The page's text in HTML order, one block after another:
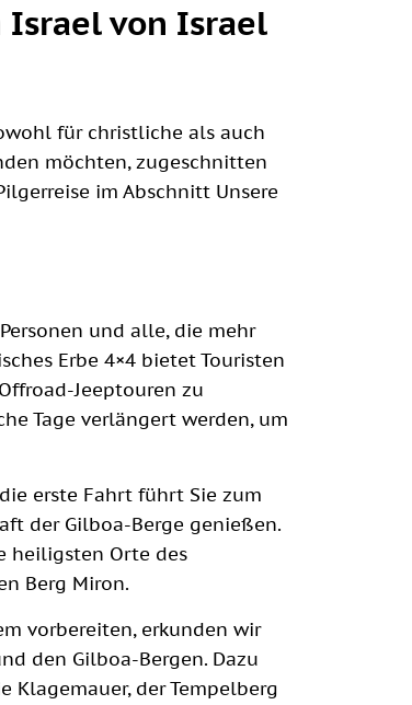
von Israel
für christliche als auch
möchten, zugeschnitten
im Abschnitt Unsere
und alle, die mehr
Erbe 4×4 bietet Touristen
Jeeptouren zu
Tage verlängert werden, um
erste Fahrt führt Sie zum
der Gilboa-Berge genießen.
heiligsten Orte des
Berg Miron.
vorbereiten, erkunden wir
den Gilboa-Bergen. Dazu
Klagemauer, der Tempelberg